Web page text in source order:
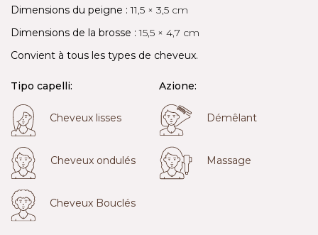
Dimensions du peigne : 11,5 × 3,5 cm
Dimensions de la brosse : 15,5 × 4,7 cm
Convient à tous les types de cheveux.
Tipo capelli:
Cheveux lisses
Cheveux ondulés
Cheveux Bouclés
Azione:
Démêlant
Massage